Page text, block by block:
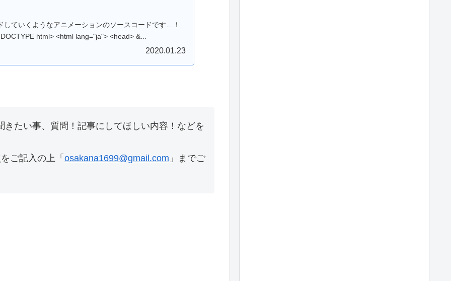
していくようなアニメーションのソースコードです…！
ソースコード HTML <!DOCTYPE html> <html lang="ja"> <head> &...
2020.01.23
たい事、質問！記事にしてほしい内容！などを
ご記入の上「 osakana1699@gmail.com 」までご